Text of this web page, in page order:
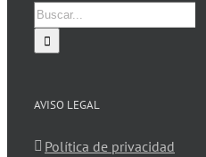
Buscar:
AVISO LEGAL
Política de privacidad